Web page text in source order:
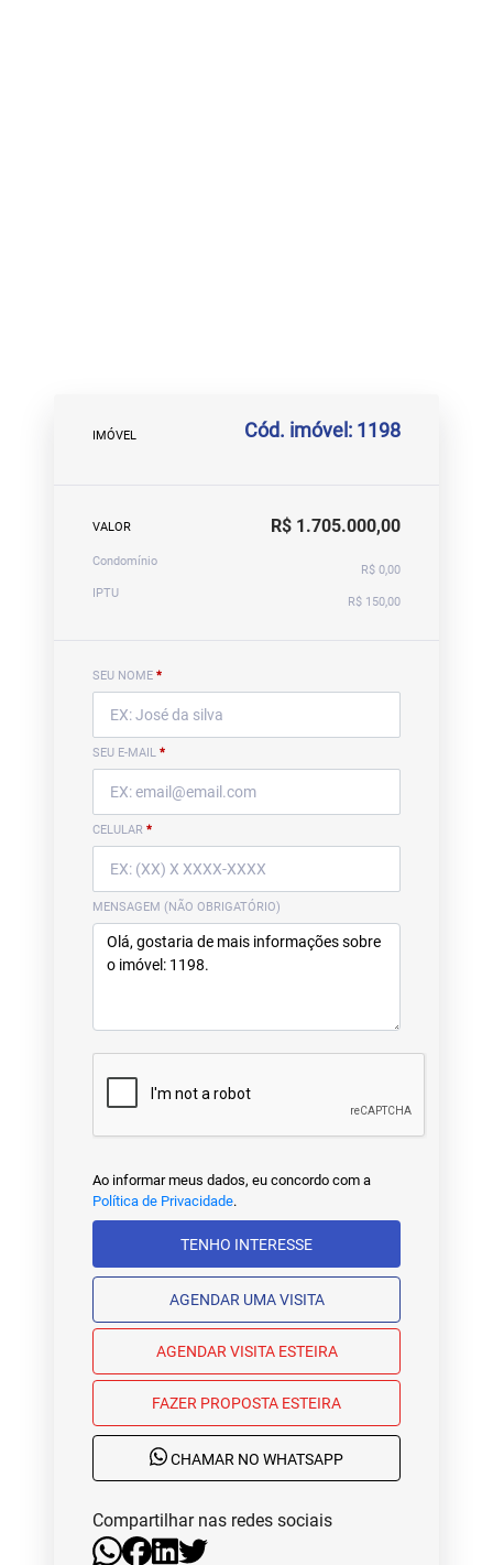
IMÓVEL Cód. imóvel: 1198
VALOR R$ 1.705.000,00
Condomínio
R$ 0,00
IPTU
R$ 150,00
SEU NOME *
SEU E-MAIL *
CELULAR *
MENSAGEM (NÃO OBRIGATÓRIO)
Ao informar meus dados, eu concordo com a
Política de Privacidade.
TENHO INTERESSE
AGENDAR UMA VISITA
AGENDAR VISITA ESTEIRA
FAZER PROPOSTA ESTEIRA
CHAMAR NO WHATSAPP
Compartilhar nas redes sociais